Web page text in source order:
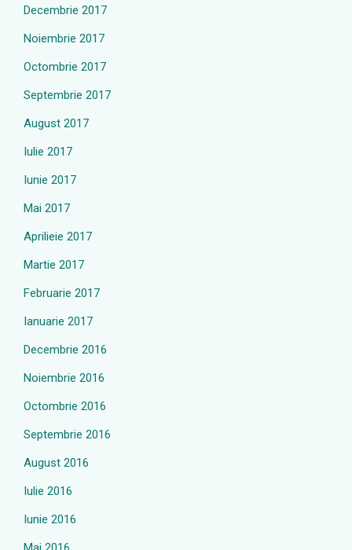
Decembrie 2017
Noiembrie 2017
Octombrie 2017
Septembrie 2017
August 2017
Iulie 2017
Iunie 2017
Mai 2017
Aprilieie 2017
Martie 2017
Februarie 2017
Ianuarie 2017
Decembrie 2016
Noiembrie 2016
Octombrie 2016
Septembrie 2016
August 2016
Iulie 2016
Iunie 2016